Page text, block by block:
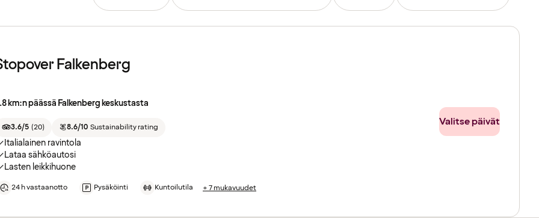
Falkenberg
km:n päässä Falkenberg keskustasta
3.6/5 (20) 8.6/10 Sustainability rating
Italialainen ravintola
Lataa sähköautosi
Lasten leikkihuone
24 h vastaanotto Pysäköinti Kuntoilutila + 7 mukavuudet
Valitse päivät